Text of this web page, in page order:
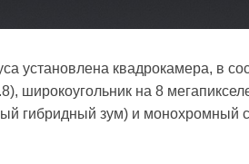
установлена квадрокамера, в
широкоугольник на 8
гибридный зум) и монохромный